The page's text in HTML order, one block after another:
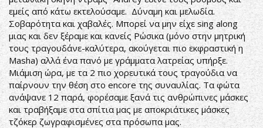
εμείς από κάτω εκτελούσαμε. Δύναμη και μελωδία.
Σοβαρότητα και χαβαλές. Μπορεί να μην είχε sing along
μιας και δεν ξέραμε και κανείς Ρώσικα (μόνο στην μητρική
τους τραγουδάνε-καλύτερα, ακούγεται πιο εκφραστική η
Masha) αλλά ένα πανό με γράμματα λατρείας υπήρξε.
Μιάμιση ώρα, με τα 2 πιο χορευτικά τους τραγούδια να
παίρνουν την θέση στο encore της συναυλίας. Τα φώτα
ανάψανε 12 παρά, φορέσαμε ξανά τις ανθρώπινες μάσκες
και τραβήξαμε στα σπίτια μας με αποκριάτικες μάσκες
τζόκερ ζωγραφισμένες στα πρόσωπα μας.